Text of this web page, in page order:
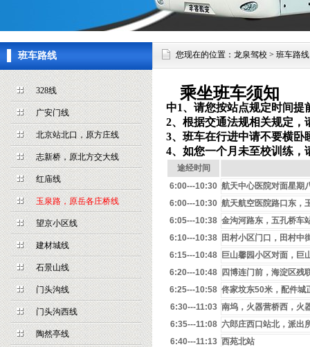
班车路线
328线
广安门线
北京站北口，原方庄线
志新桥，原北方交大线
红庙线
玉泉路，原岳各庄桥线
望京小区线
建材城线
石景山线
门头沟线
门头沟西线
陶然亭线
您现在的位置：龙泉驾校 > 班车路
乘坐班车须知
中1、请您按站点规定时间
2、根据交通法规相关规定
3、班车在行进中请不要横卧
4、如您一个月未至校训练，
途经时间
6:00---10:30 航天中心医院对面星期
6:00---10:30 航天航空医院路口东，
6:05---10:38 金沟河路东，五孔桥车
6:10---10:38 田村小区门口，田村中
6:15---10:48 巨山馨园小区对面，巨
6:20---10:48 四博连门前，海淀区残
6:25---10:58 佟家坟东50米，配件城
6:30---11:03 南坞，火器营桥西，火
6:35---11:08 六郎庄西口站北，派出
6:40---11:13 西苑北站